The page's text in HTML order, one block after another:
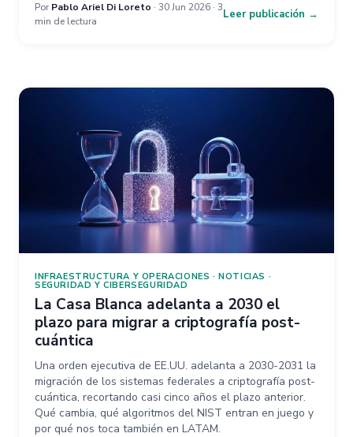
Por Pablo Ariel Di Loreto · 30 Jun 2026 · 3
min de lectura
Leer publicación →
INFRAESTRUCTURA Y OPERACIONES ·NOTICIAS ·
SEGURIDAD Y CIBERSEGURIDAD
La Casa Blanca adelanta a 2030 el
plazo para migrar a criptografía post-
cuántica
Una orden ejecutiva de EE.UU. adelanta a 2030-2031 la
migración de los sistemas federales a criptografía post-
cuántica, recortando casi cinco años el plazo anterior.
Qué cambia, qué algoritmos del NIST entran en juego y
por qué nos toca también en LATAM.